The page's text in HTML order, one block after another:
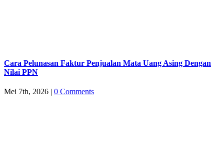
Cara Pelunasan Faktur Penjualan Mata Uang Asing Dengan
Nilai PPN
Mei 7th, 2026 | 0 Comments